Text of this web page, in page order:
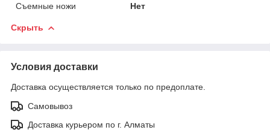
Съемные ножи
Нет
Скрыть
Условия доставки
Доставка осуществляется только по предоплате.
Самовывоз
Доставка курьером по г. Алматы